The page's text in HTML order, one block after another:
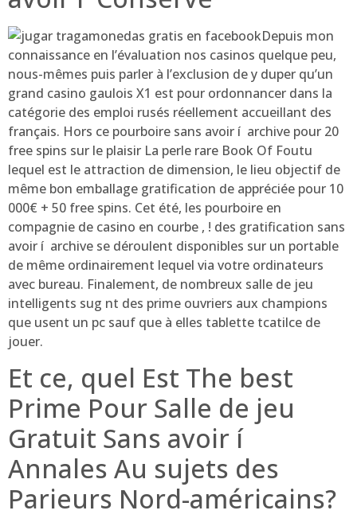
Depuis mon
connaissance en l’évaluation nos casinos quelque peu,
nous-mêmes puis parler à l’exclusion de y duper qu’un
grand casino gaulois X1 est pour ordonnancer dans la
catégorie des emploi rusés réellement accueillant des
français. Hors ce pourboire sans avoir í archive pour 20
free spins sur le plaisir La perle rare Book Of Foutu
lequel est le attraction de dimension, le lieu objectif de
même bon emballage gratification de appréciée pour 10
000€ + 50 free spins. Cet été, les pourboire en
compagnie de casino en courbe , ! des gratification sans
avoir í archive se déroulent disponibles sur un portable
de même ordinairement lequel via votre ordinateurs
avec bureau. Finalement, de nombreux salle de jeu
intelligents sug nt des prime ouvriers aux champions
que usent un pc sauf que à elles tablette tcatilce de
jouer.
Et ce, quel Est The best
Prime Pour Salle de jeu
Gratuit Sans avoir í
Annales Au sujets des
Parieurs Nord-américains?